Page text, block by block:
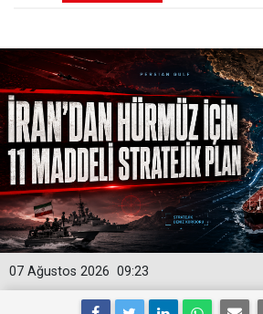
09:23
07 Ağustos 2026